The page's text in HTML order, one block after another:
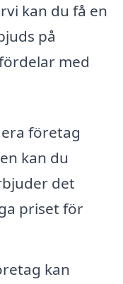
kan du få en
på
med
företag
kan du
det
priset för
kan